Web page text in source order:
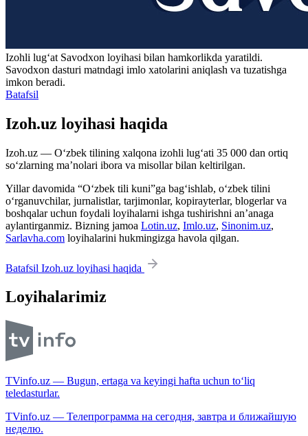
Izohli lugʻat Savodxon loyihasi bilan hamkorlikda yaratildi.
Savodxon dasturi matndagi imlo xatolarini aniqlash va tuzatishga
imkon beradi.
Batafsil
Izoh.uz loyihasi haqida
Izoh.uz — O‘zbek tilining xalqona izohli lug‘ati 35 000 dan ortiq
so‘zlarning ma’nolari ibora va misollar bilan keltirilgan.
Yillar davomida “O‘zbek tili kuni”ga bag‘ishlab, o‘zbek tilini
o‘rganuvchilar, jurnalistlar, tarjimonlar, kopirayterlar, blogerlar va
boshqalar uchun foydali loyihalarni ishga tushirishni an’anaga
aylantirganmiz. Bizning jamoa Lotin.uz, Imlo.uz, Sinonim.uz,
Sarlavha.com loyihalarini hukmingizga havola qilgan.
Batafsil Izoh.uz loyihasi haqida
Loyihalarimiz
TVinfo.uz — Bugun, ertaga va keyingi hafta uchun to‘liq
teledasturlar.
TVinfo.uz — Телепрограмма на сегодня, завтра и ближайшую
неделю.